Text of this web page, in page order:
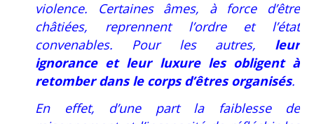
violence. Certaines âmes, à force d’être
châtiées, reprennent l’ordre et l’état
convenables. Pour les autres, leur
ignorance et leur luxure les obligent à
retomber dans le corps d’êtres organisés.
En effet, d’une part la faiblesse de